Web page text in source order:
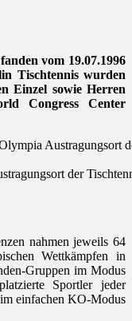
vom 19.07.1996
Tischtennis wurden
Einzel sowie Herren
Congress Center
der
nahmen jeweils 64
Wettkämpfen in
Gruppen im Modus
Sportler jeder
einfachen KO-Modus